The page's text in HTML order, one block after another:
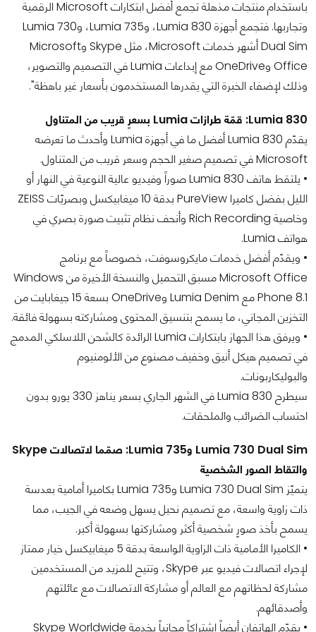
باستخدام منتجات مذهلة تجمع أفضل ابتكارات Microsoft الرقمية
وتجاربها. فتجمع أجهزة Lumia 830، وLumia 735، وLumia 730
Dual Sim أشهر خدمات Microsoft، مثل Skype وMicrosoft
Office وOneDrive مع إبداعات Lumia في التصميم والتصوير،
وذلك لإضفاء الخبرة التي يقدرها المستخدمون بأسعار غير باهظة".
Lumia 830: قمّة طرازات Lumia بسعرٍ قريب من المتناول
يقدّم Lumia 830 أفضل ما في أجهزة Lumia وأحدث ما تعرضه
Microsoft في تصميم صغير الحجم وسعر قريب من المتناول.
• يلتقط هاتف Lumia 830 صوراً وفيديو عالية النوعية في النهار أو
الليل بفضل كاميرا PureView بدقة 10 ميغابيكسل وبصريّات ZEISS
وخاصية Rich Recording وأنحف نظام تثبيت صورة بصري في
هواتف Lumia.
• ويقدّم أفضل خدمات مايكروسوفت، خصوصاً مع برنامج
Microsoft Office مسبق التحميل والنسخة الأخيرة من Windows
Phone 8.1 مع Lumia Denim وOneDrive بسعة 15 جيغابايت من
التخزين المجاني، ما يسمح بتنسيق المحتوى ومشاركته بسهولة فائقة.
• ويرفق هذا الجهاز بابتكارات Lumia الرائدة كالشحن اللاسلكي المدمج
في تصميم هيكل أنيق وخفيف مصنوع من الألومنيوم
والبوليكاربونات.
سيطرح Lumia 830 في الشهر الجاري بسعر يناهز 330 يورو بدون
احتساب الضرائب والملحقات.
Lumia 730 Dual Sim وLumia 735: صمّما لاتصالات Skype
والتقاط الصور الشخصية
يتميّز Lumia 730 Dual Sim وLumia 735 بكاميرا أمامية بعدسة
ذات زاوية واسعة، مع تصميم نحيل يسهل وضعه في الجيب، مما
يسمح بأخذ صورٍ شخصية أكثر ومشاركتها بسهولة أكبر.
• الكاميرا الأمامية ذات الزاوية الواسعة بدقة 5 ميغابيكسل خيار ممتاز
لإجراء اتصالات فيديو عبر Skype، وتتيح للمزيد من المستخدمين
مشاركة لحظاتهم مع العالم أو مشاركة الاتصالات مع عائلتهم
وأصدقائهم.
• يقدّم الهاتفان أيضاً اشتراكاً مجانياً بخدمة Skype Worldwide